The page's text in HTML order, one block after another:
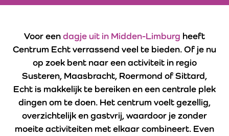
Voor eendagje uit in Midden-Limburg heeft
Centrum Echt verrassend veel te bieden. Of je nu
op zoek bent naar een activiteit in regio
Susteren, Maasbracht, Roermond of Sittard,
Echt is makkelijk te bereiken en een centrale plek
dingen om te doen. Het centrum voelt gezellig,
overzichtelijk en gastvrij, waardoor je zonder
moeite activiteiten met elkaar combineert. Even